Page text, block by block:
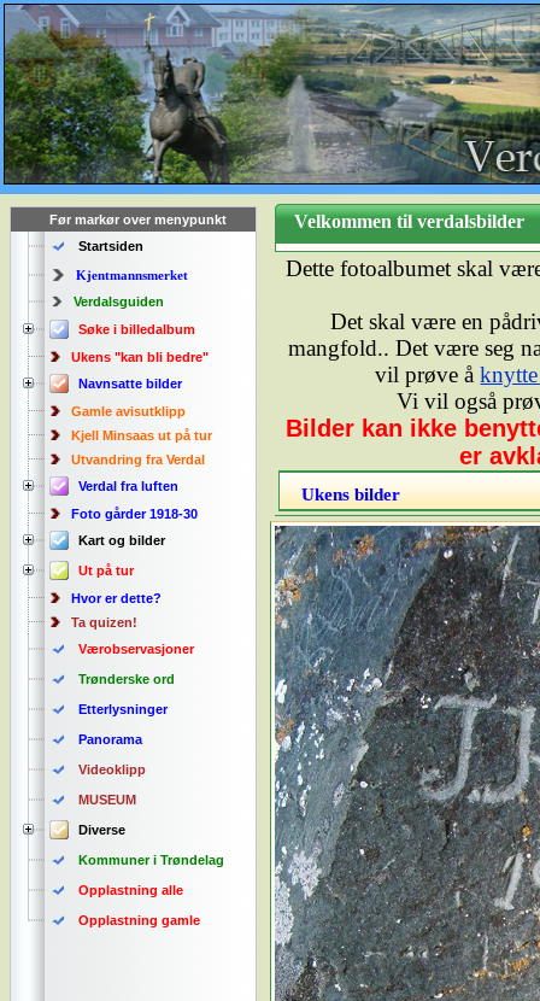
Før markør over menypunkt
Startsiden
Kjentmannsmerket
Verdalsguiden
Søke i billedalbum
Ukens "kan bli bedre"
Navnsatte bilder
Gamle avisutklipp
Kjell Minsaas ut på tur
Utvandring fra Verdal
Verdal fra luften
Foto gårder 1918-30
Kart og bilder
Ut på tur
Hvor er dette?
Ta quizen!
Værobservasjoner
Trønderske ord
Etterlysninger
Panorama
Videoklipp
MUSEUM
Diverse
Kommuner i Trøndelag
Opplastning alle
Opplastning gamle
Velkommen til
Dette fotoalbumet skal
Det skal være en
mangfold.. Det være seg
vil prøve å
Vi vil også
Bilder kan ikke
er
Ukens bilder